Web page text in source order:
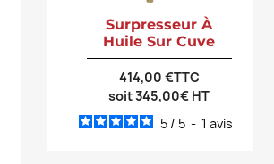
Surpresseur À
Huile Sur Cuve
414,00 €TTC
soit 345,00€ HT
5 / 5 - 1 avis